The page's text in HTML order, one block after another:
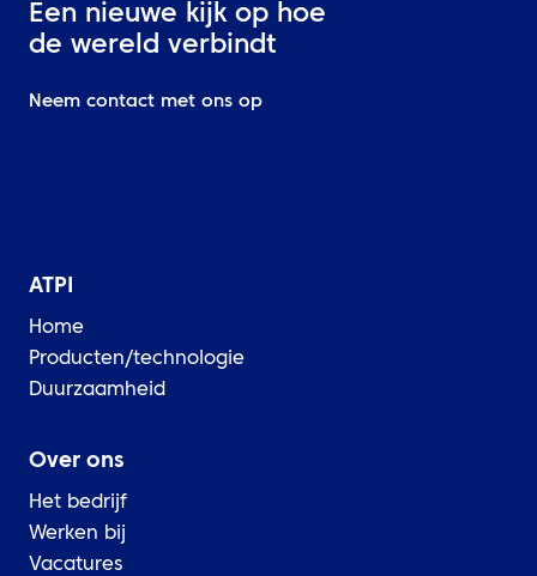
Een nieuwe kijk op hoe
de wereld verbindt
Neem contact met ons op
ATPI
Home
Producten/technologie
Duurzaamheid
Over ons
Het bedrijf
Werken bij
Vacatures